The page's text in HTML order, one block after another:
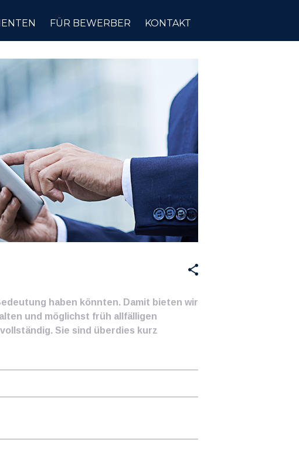
FÜR BEWERBER KONTAKT
haben könnten. Damit bieten wir
und möglichst früh allfälligen
Sie sind überdies kurz